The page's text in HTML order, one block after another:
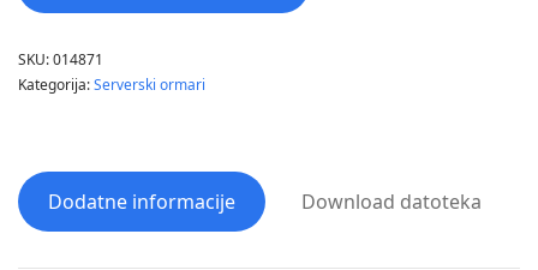
SKU:014871
Kategorija:Serverski ormari
Dodatne informacije Download datoteka